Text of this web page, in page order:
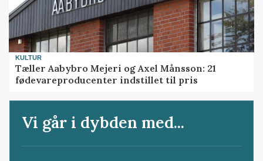
KULTUR
Tæller Aabybro Mejeri og Axel Månsson: 21
fødevareproducenter indstillet til pris
Vi går i dybden med...